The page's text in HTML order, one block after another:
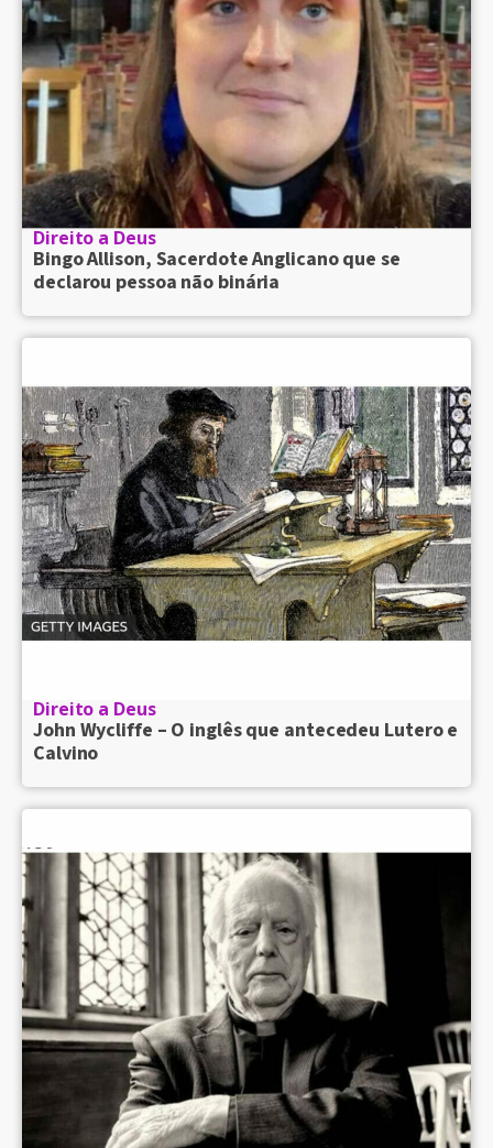
Direito a Deus
Bingo Allison, Sacerdote Anglicano que se
declarou pessoa não binária
Direito a Deus
John Wycliffe – O inglês que antecedeu Lutero e
Calvino